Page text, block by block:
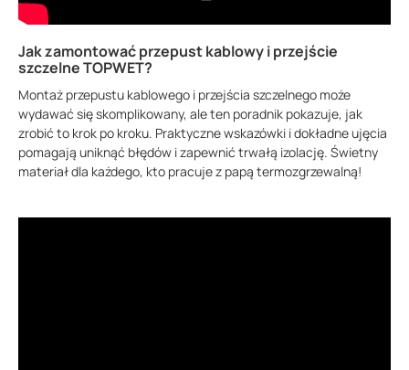
Jak zamontować przepust kablowy i przejście
szczelne TOPWET?
Montaż przepustu kablowego i przejścia szczelnego może
wydawać się skomplikowany, ale ten poradnik pokazuje, jak
zrobić to krok po kroku. Praktyczne wskazówki i dokładne ujęcia
pomagają uniknąć błędów i zapewnić trwałą izolację. Świetny
materiał dla każdego, kto pracuje z papą termozgrzewalną!